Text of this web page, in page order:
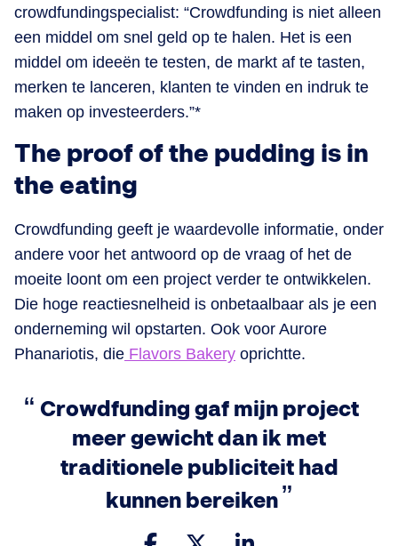
crowdfundingspecialist: “Crowdfunding is niet alleen
een middel om snel geld op te halen. Het is een
middel om ideeën te testen, de markt af te tasten,
merken te lanceren, klanten te vinden en indruk te
maken op investeerders.”*
The proof of the pudding is in
the eating
Crowdfunding geeft je waardevolle informatie, onder
andere voor het antwoord op de vraag of het de
moeite loont om een project verder te ontwikkelen.
Die hoge reactiesnelheid is onbetaalbaar als je een
onderneming wil opstarten. Ook voor Aurore
Phanariotis, die Flavors Bakery oprichtte.
Crowdfunding gaf mijn project
meer gewicht dan ik met
traditionele publiciteit had
kunnen bereiken